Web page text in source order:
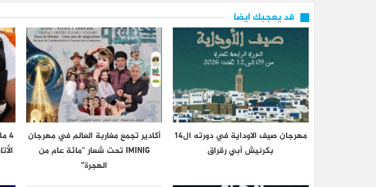
قد يعجبك ايضا
مهرجان صيف الاوداية في دورته ال14
بكرنيش أبي رقراق
أكادير تجمع مغاربة العالم في مهرجان
IMINIG تحت شعار “مائة عام من
الهجرة”
4